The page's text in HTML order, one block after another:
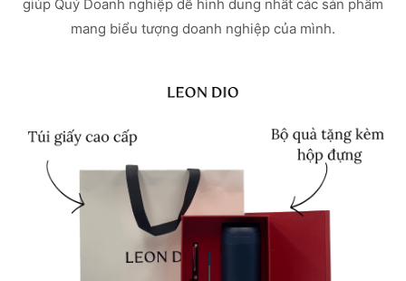
giúp Quý Doanh nghiệp dễ hình dung nhất các sản phẩm
mang biểu tượng doanh nghiệp của mình.